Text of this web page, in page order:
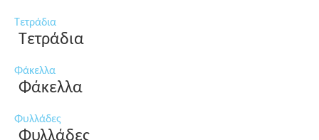
Τετράδια
Τετράδια
Φάκελλα
Φάκελλα
Φυλλάδες